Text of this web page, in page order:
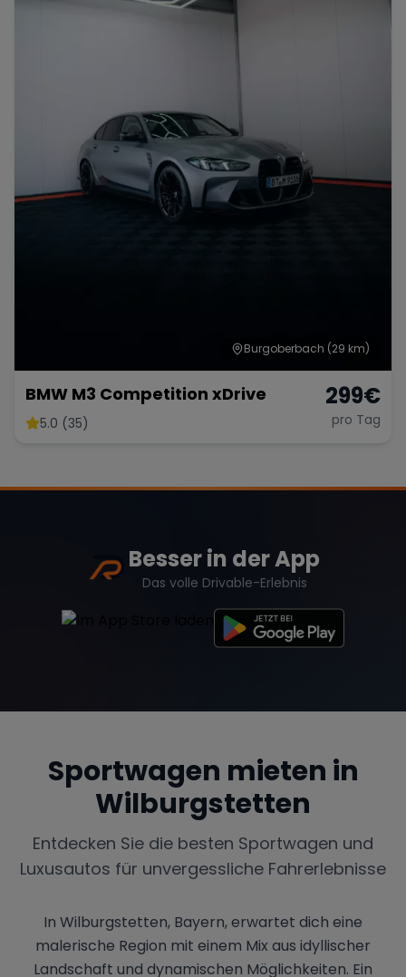
Burgoberbach (29 km)
BMW M3 Competition xDrive
5.0 (35)
299€
pro Tag
Besser in der App
Das volle Drivable-Erlebnis
Sportwagen mieten in
Wilburgstetten
Entdecken Sie die besten Sportwagen und
Luxusautos für unvergessliche Fahrerlebnisse
In Wilburgstetten, Bayern, erwartet dich eine
malerische Region mit einem Mix aus idyllischer
Landschaft und dynamischen Möglichkeiten. Ein